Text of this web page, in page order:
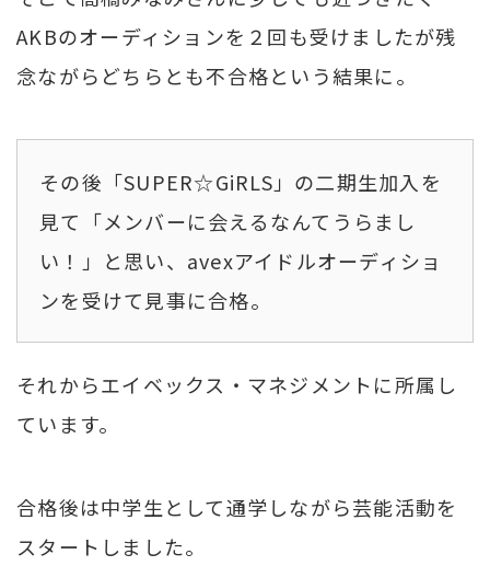
AKBのオーディションを２回も受けましたが残
念ながらどちらとも不合格という結果に。
その後「SUPER☆GiRLS」の二期生加入を
見て「メンバーに会えるなんてうらまし
い！」と思い、avexアイドルオーディショ
ンを受けて見事に合格。
それからエイベックス・マネジメントに所属し
ています。
合格後は中学生として通学しながら芸能活動を
スタートしました。